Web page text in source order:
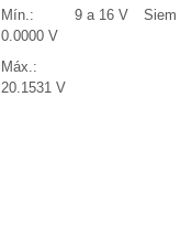
Mín.:
0.0000 V
Máx.:
20.1531 V
9 a 16 V